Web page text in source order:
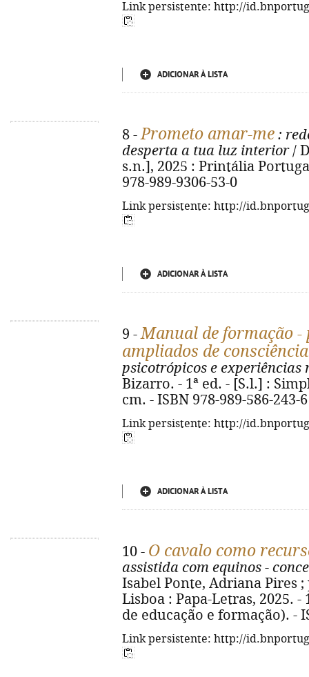
Link persistente: http://
ADICIONAR À LISTA
8 -Prometo amar-me :
desperta a tua luz interior/
s.n.], 2025 : Printália
978-989-9306-53-0
Link persistente: http://
ADICIONAR À LISTA
9 -Manual de formação -
ampliados de consciência
psicotrópicos e experiências
Bizarro. - 1ª ed. - [S.l.] :
cm. - ISBN 978-989-586-243-6
Link persistente: http://
ADICIONAR À LISTA
10 - O cavalo como
assistida com equinos -
Isabel Ponte, Adriana Pires
Lisboa : Papa-Letras, 2025.
de educação e formação). -
Link persistente: http://